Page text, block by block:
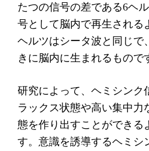
たつの信号の差である6ヘ
号として脳内で再生される
ヘルツはシータ波と同じで
きに脳内に生まれるもので
研究によって、ヘミシンク
ラックス状態や高い集中力
態を作り出すことができる
す。意識を誘導するヘミシ